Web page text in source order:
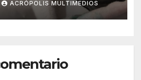
ACRÓPOLIS MULTIMEDIOS